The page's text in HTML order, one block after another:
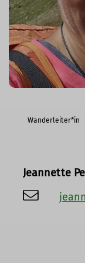
Wanderleiter*in
Jeannette